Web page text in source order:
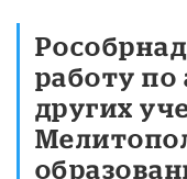
работу по
других